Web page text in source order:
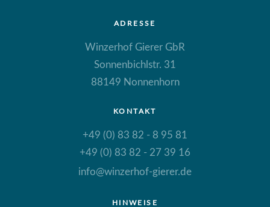
ADRESSE
Winzerhof Gierer GbR
Sonnenbichlstr. 31
88149 Nonnenhorn
KONTAKT
+49 (0) 83 82 - 8 95 81
+49 (0) 83 82 - 27 39 16
info@winzerhof-gierer.de
HINWEISE